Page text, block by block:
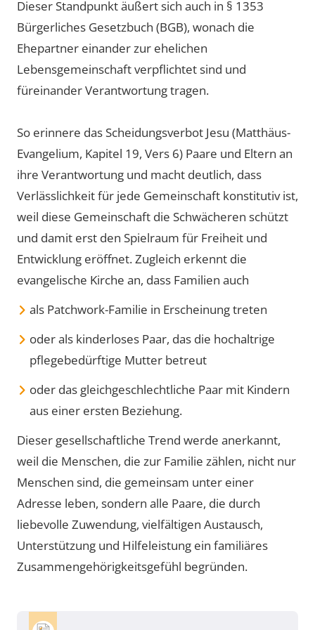
Dieser Standpunkt äußert sich auch in § 1353
Bürgerliches Gesetzbuch (BGB), wonach die
Ehepartner einander zur ehelichen
Lebensgemeinschaft verpflichtet sind und
füreinander Verantwortung tragen.
So erinnere das Scheidungsverbot Jesu (Matthäus-
Evangelium, Kapitel 19, Vers 6) Paare und Eltern an
ihre Verantwortung und macht deutlich, dass
Verlässlichkeit für jede Gemeinschaft konstitutiv ist,
weil diese Gemeinschaft die Schwächeren schützt
und damit erst den Spielraum für Freiheit und
Entwicklung eröffnet. Zugleich erkennt die
evangelische Kirche an, dass Familien auch
als Patchwork-Familie in Erscheinung treten
oder als kinderloses Paar, das die hochaltrige
pflegebedürftige Mutter betreut
oder das gleichgeschlechtliche Paar mit Kindern
aus einer ersten Beziehung.
Dieser gesellschaftliche Trend werde anerkannt,
weil die Menschen, die zur Familie zählen, nicht nur
Menschen sind, die gemeinsam unter einer
Adresse leben, sondern alle Paare, die durch
liebevolle Zuwendung, vielfältigen Austausch,
Unterstützung und Hilfeleistung ein familiäres
Zusammengehörigkeitsgefühl begründen.